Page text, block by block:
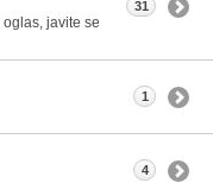
javite se
31
1
4